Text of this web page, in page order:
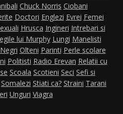
Chuck Norris Ciobani
Doctori Englezi Evrei Femei
Hrusca Ingineri Intrebari si
lui Murphy Lungi Manelisti
Negri Olteni Parinti Perle scolare
Politisti Radio Erevan Relatii cu
Scoala Scotieni Seci Sefi si
Somalezi Stiati ca? Straini Tarani
Unguri Viagra